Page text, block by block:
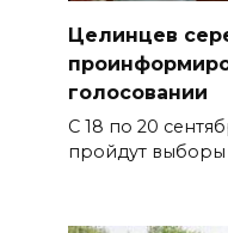
Целинцев
голосовании
С 18 по 20
пройдут выборы